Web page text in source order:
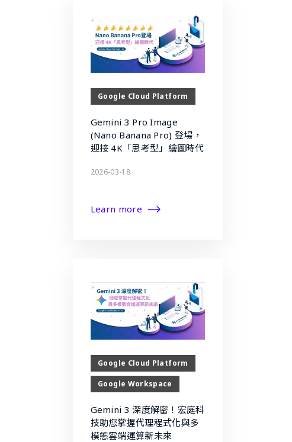
Google Cloud Platform
Gemini 3 Pro Image
(Nano Banana Pro) 登場，
迎接 4K「思考型」繪圖時代
2026-03-18
Learn more
Google Cloud Platform
Google Workspace
Gemini 3 深度解密！宏庭科
技助您掌握代理程式化與多
模態雲端運算新未來